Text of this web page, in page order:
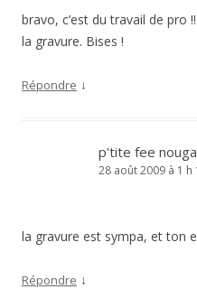
bravo, c’est du travail de pro
la gravure. Bises !
Répondre ↓
p'tite fee
28 août 2009 à 1 h
la gravure est sympa, et ton
Répondre ↓